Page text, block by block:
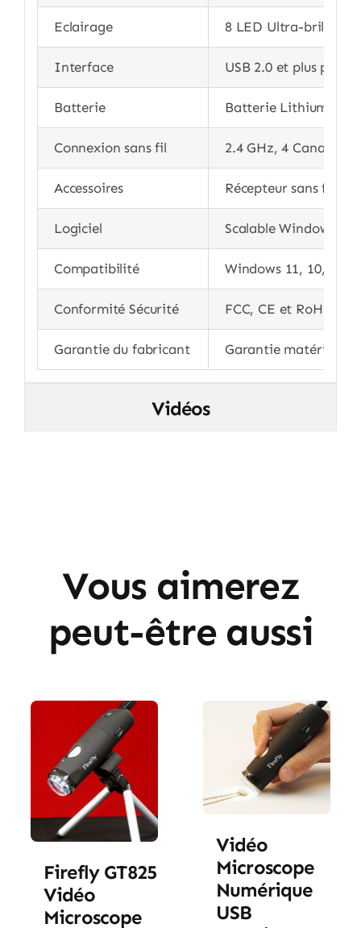
Eclairage 8 LED Ultra-
Interface USB 2.0 et plus pour
Batterie Batterie Lithium 850
Connexion sans fil 2.4 GHz, 4 Canaux
Accessoires Récepteur sans fil ,
Logiciel Scalable Window,
Compatibilité Windows 11, 10, 7.
Conformité Sécurité FCC, CE et RoHS
Garantie du fabricant Garantie matérielle
Vidéos
Vous aimerez
peut-être aussi
Firefly GT825
Vidéo
Microscope
Vidéo
Microscope
Numérique
USB